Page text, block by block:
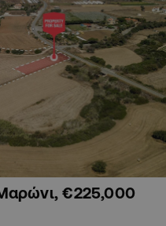
€225,000